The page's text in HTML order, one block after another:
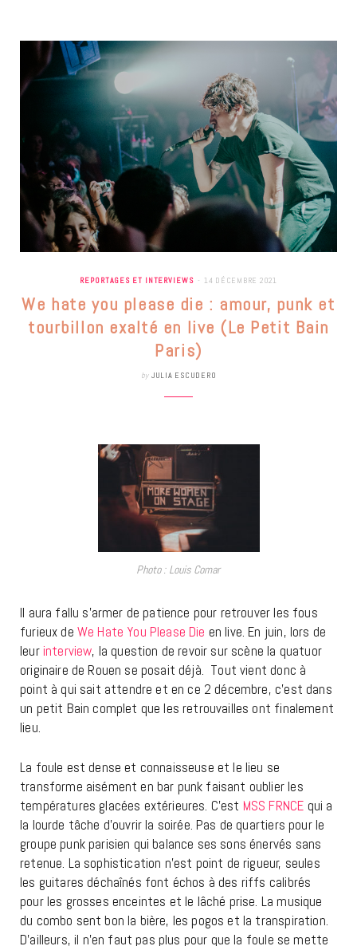
REPORTAGES ET INTERVIEWS 14 DÉCEMBRE 2021
We hate you please die : amour, punk et
tourbillon exalté en live (Le Petit Bain
Paris)
by JULIA ESCUDERO
Photo : Louis Comar
Il aura fallu s’armer de patience pour retrouver les fous
furieux de We Hate You Please Die en live. En juin, lors de
leur interview, la question de revoir sur scène la quatuor
originaire de Rouen se posait déjà. Tout vient donc à
point à qui sait attendre et en ce 2 décembre, c’est dans
un petit Bain complet que les retrouvailles ont finalement
lieu.
La foule est dense et connaisseuse et le lieu se
transforme aisément en bar punk faisant oublier les
températures glacées extérieures. C’est MSS FRNCE qui a
la lourde tâche d’ouvrir la soirée. Pas de quartiers pour le
groupe punk parisien qui balance ses sons énervés sans
retenue. La sophistication n’est point de rigueur, seules
les guitares déchaînés font échos à des riffs calibrés
pour les grosses enceintes et le lâché prise. La musique
du combo sent bon la bière, les pogos et la transpiration.
D’ailleurs, il n’en faut pas plus pour que la foule se mette